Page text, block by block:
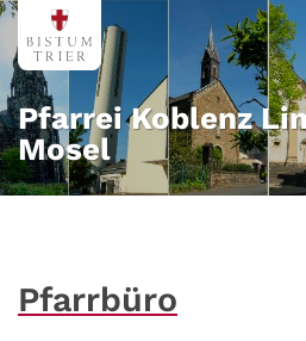
Zum Inhalt springen
Pfarrei Koblenz
Mosel
Pfarrbüro